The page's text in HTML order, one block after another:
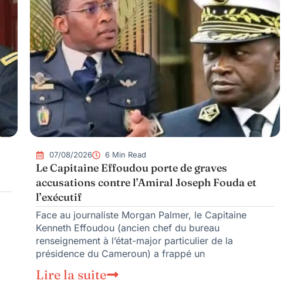
07/08/2026 6 Min Read
Le Capitaine Effoudou porte de graves
accusations contre l’Amiral Joseph Fouda et
l’exécutif
Face au journaliste Morgan Palmer, le Capitaine
Kenneth Effoudou (ancien chef du bureau
renseignement à l’état-major particulier de la
présidence du Cameroun) a frappé un
Lire la suite